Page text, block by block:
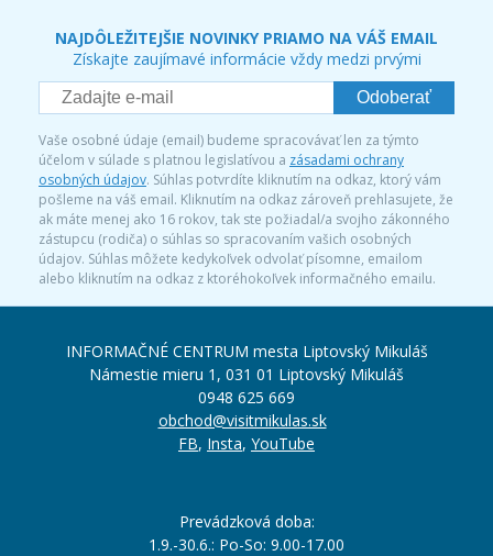
NAJDÔLEŽITEJŠIE NOVINKY PRIAMO NA VÁŠ EMAIL
Získajte zaujímavé informácie vždy medzi prvými
Odoberať
Vaše osobné údaje (email) budeme spracovávať len za týmto
účelom v súlade s platnou legislatívou a zásadami ochrany
osobných údajov. Súhlas potvrdíte kliknutím na odkaz, ktorý vám
pošleme na váš email. Kliknutím na odkaz zároveň prehlasujete, že
ak máte menej ako 16 rokov, tak ste požiadal/a svojho zákonného
zástupcu (rodiča) o súhlas so spracovaním vašich osobných
údajov. Súhlas môžete kedykoľvek odvolať písomne, emailom
alebo kliknutím na odkaz z ktoréhokoľvek informačného emailu.
INFORMAČNÉ CENTRUM mesta Liptovský Mikuláš
Námestie mieru 1, 031 01 Liptovský Mikuláš
0948 625 669
obchod@visitmikulas.sk
FB, Insta, YouTube
Prevádzková doba:
1.9.-30.6.: Po-So: 9.00-17.00